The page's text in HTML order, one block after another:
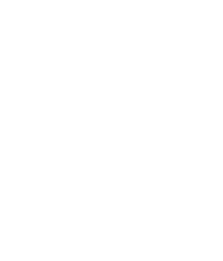
אני שואלת את
לילדים שלנו,